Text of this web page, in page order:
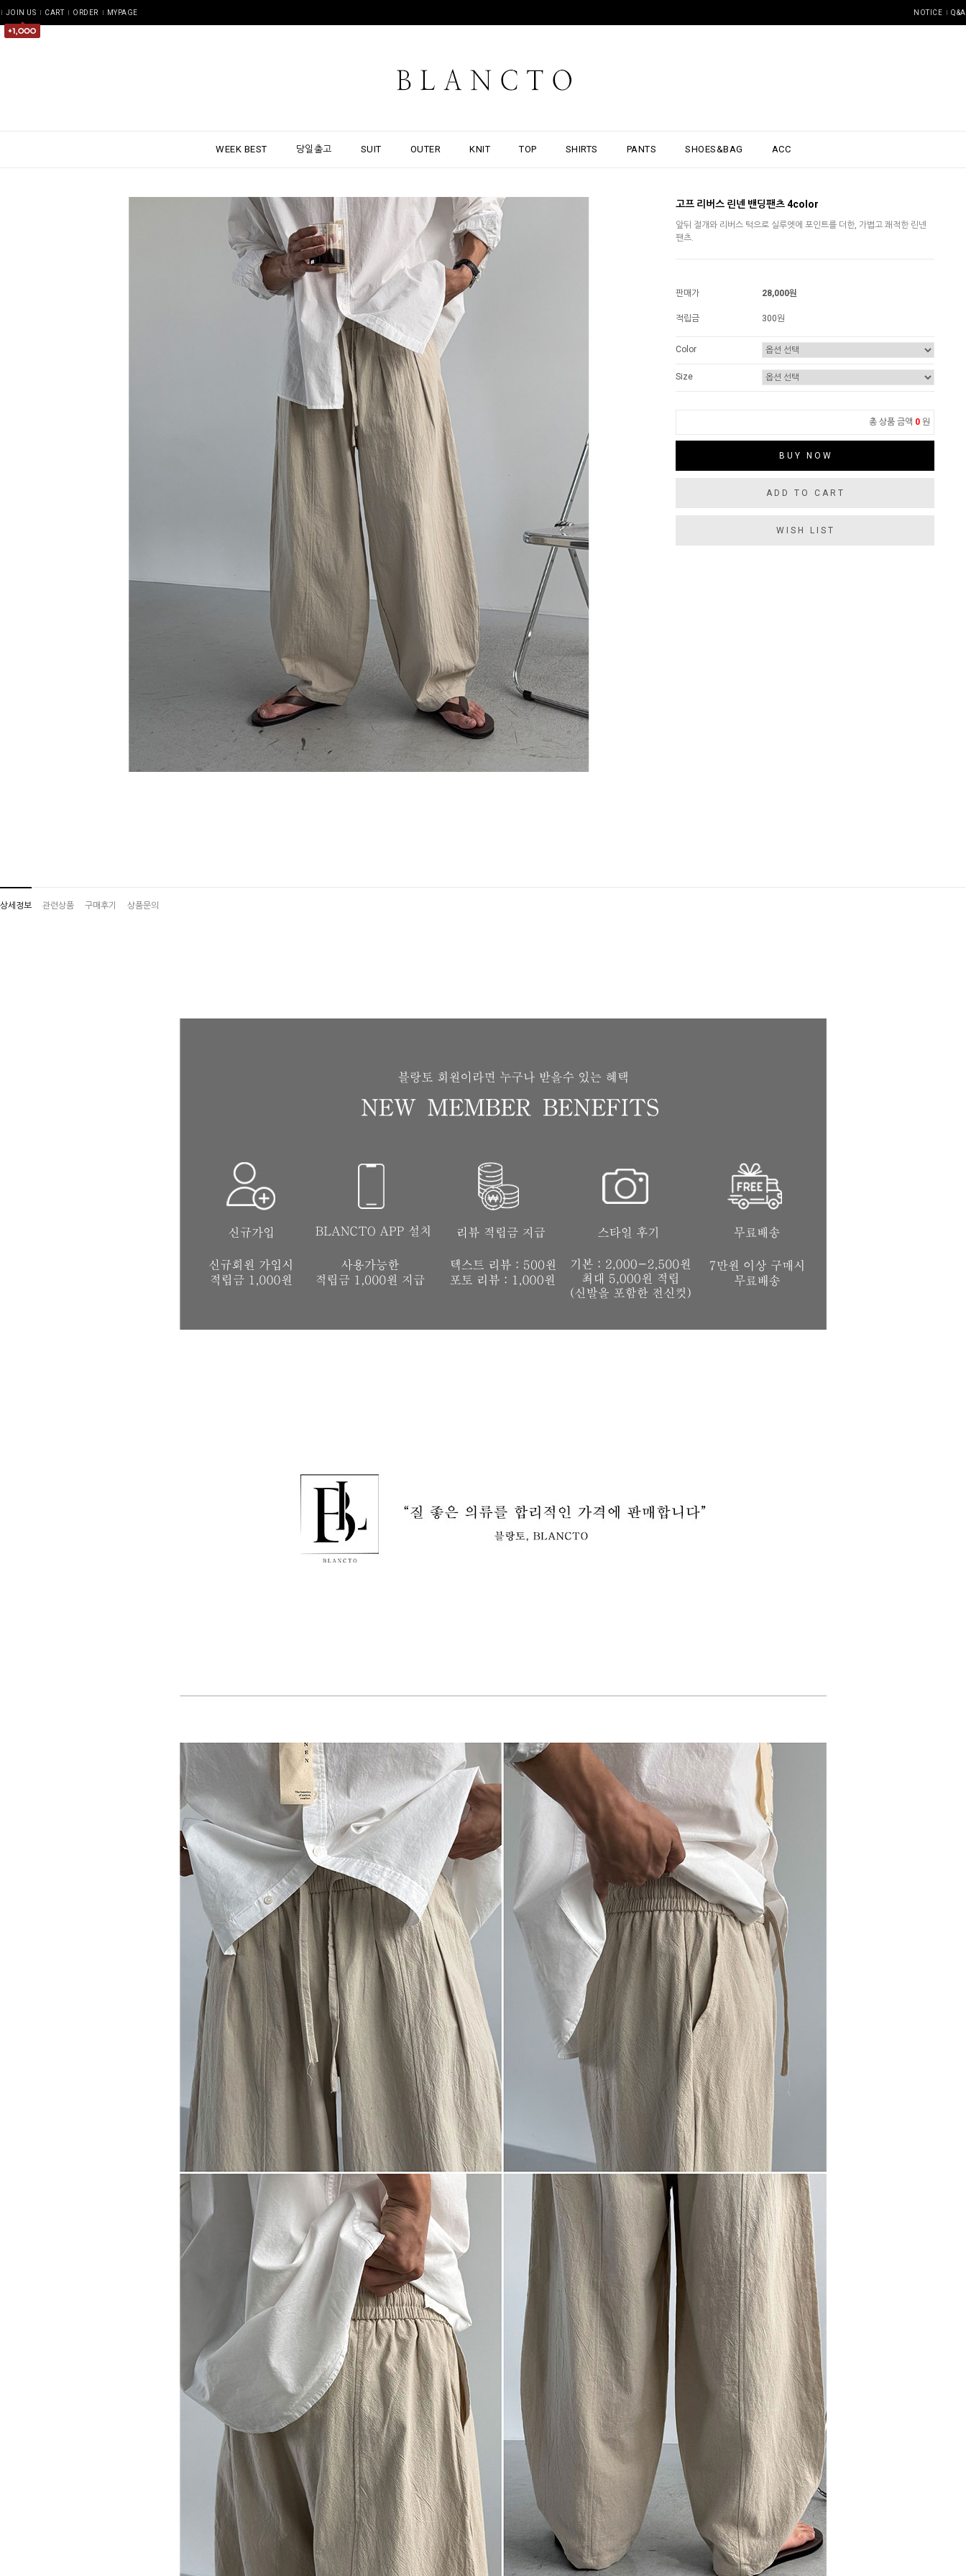
JOIN US CART ORDER MYPAGE NOTICE Q&A
WEEK BEST 당일출고 SUIT OUTER KNIT TOP SHIRTS PANTS SHOES&BAG ACC
고프 리버스 린넨 밴딩팬츠 4color
앞뒤 절개와 리버스 턱으로 실루엣에 포인트를 더한, 가볍고 쾌적한 린넨
팬츠.
판매가 28,000원
적립금 300원
Color
Size
총 상품 금액 0 원
BUY NOW
ADD TO CART
WISH LIST
상세정보 관련상품 구매후기 상품문의